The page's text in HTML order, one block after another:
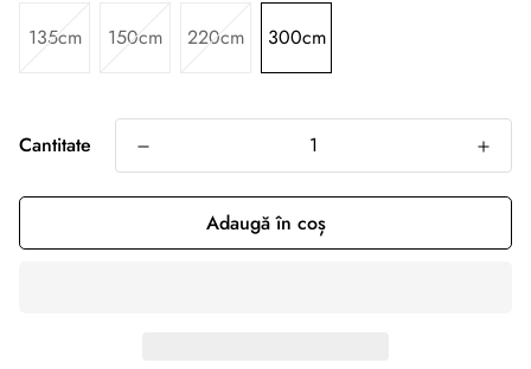
135cm 150cm 220cm 300cm
Cantitate
Adaugă în coș